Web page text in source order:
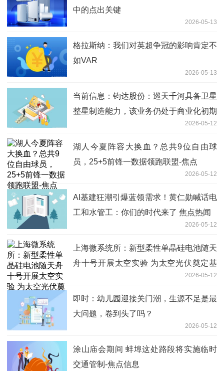
中的点出关键
2026-05-13
格拉斯纳：我们对英超争冠的影响肯定不
如VAR
2026-05-13
当前信息：钧达股份：巡天千河具备卫星
整星制造能力，该业务仍处于商业化初期
2026-05-12
湖人今夏阵容大换血？总共9位自由球
员，25+5前锋一数据领跑联盟-焦点
2026-05-12
AI基建狂潮引爆蓝领需求！黄仁勋喊话电
工和水管工：你们的时代来了 焦点热闻
2026-05-12
上海微系统所：新型柔性单晶硅电池随天
舟十号开展太空实验 为太空光伏奠定基
2026-05-12
即时：幼儿园迎接关门潮，生源不足是最
大问题，卷到头了吗？
2026-05-12
涂山庙会期间 蚌埠这处路段将实施临时
交通管制-焦点信息